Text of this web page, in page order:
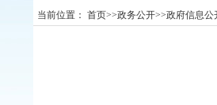
当前位置： 首页>>政务公开>>政府信息公